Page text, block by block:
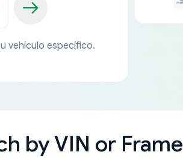
vehículo específico.
byVIN or Frame